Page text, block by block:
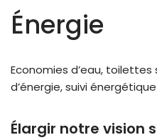
Énergie
Economies d’eau,
d’énergie, suivi énergétique
Élargir notre vision